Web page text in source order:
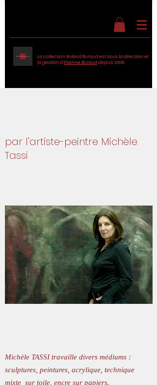
La collection Roland Buraud est sous la direction et
la gestion d'Etienne Burauddepuis 2009.
par l'artiste-peintre Michèle
Tassi
Michèle TASSI travaille divers médiums :
sculptures, peintures, acrylique, technique
mixte sur toile, encre sur papiers.